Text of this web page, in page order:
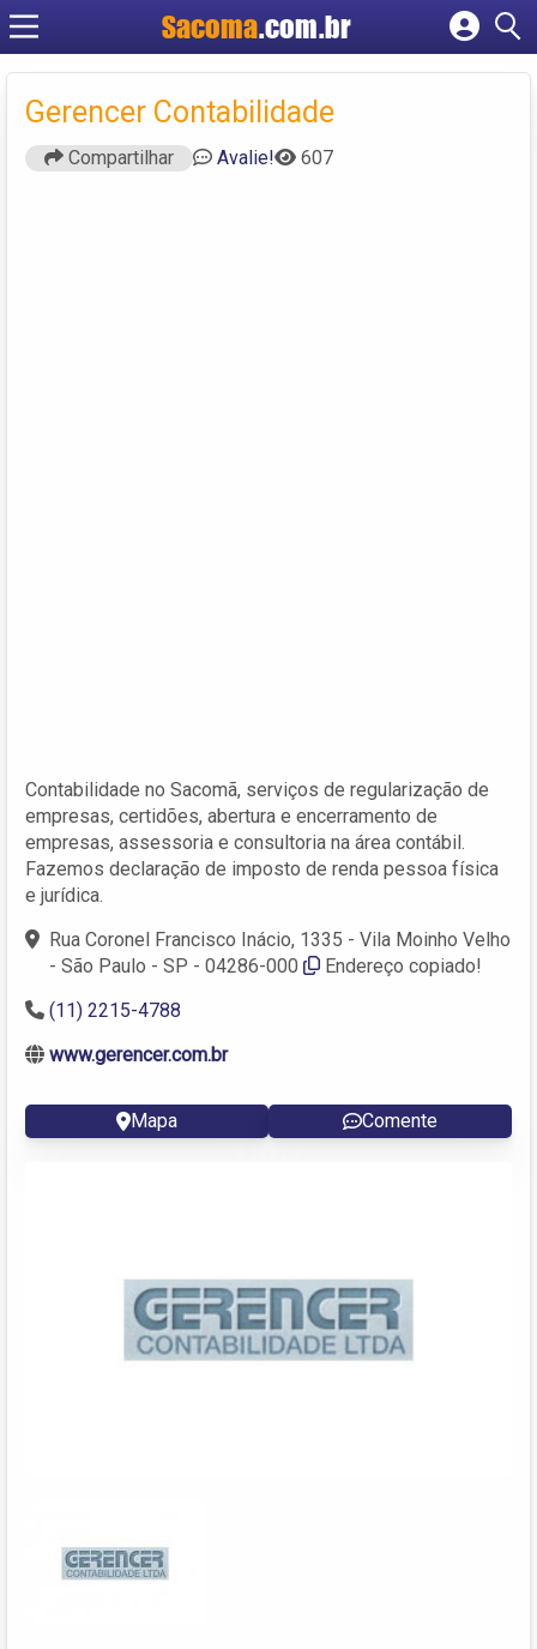
Sacoma.com.br
Cadastrar empresa
Criar conta
Gerencer Contabilidade
Compartilhar Avalie! 607
Contabilidade no Sacomã, serviços de regularização de
empresas, certidões, abertura e encerramento de
empresas, assessoria e consultoria na área contábil.
Fazemos declaração de imposto de renda pessoa física
e jurídica.
Rua Coronel Francisco Inácio, 1335 - Vila Moinho Velho
- São Paulo - SP - 04286-000
Endereço copiado!
(11) 2215-4788
www.gerencer.com.br
Mapa Comente